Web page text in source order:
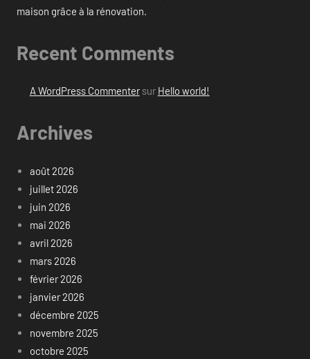
maison grâce à la rénovation.
Recent Comments
A WordPress Commentersur Hello world!
Archives
août 2026
juillet 2026
juin 2026
mai 2026
avril 2026
mars 2026
février 2026
janvier 2026
décembre 2025
novembre 2025
octobre 2025